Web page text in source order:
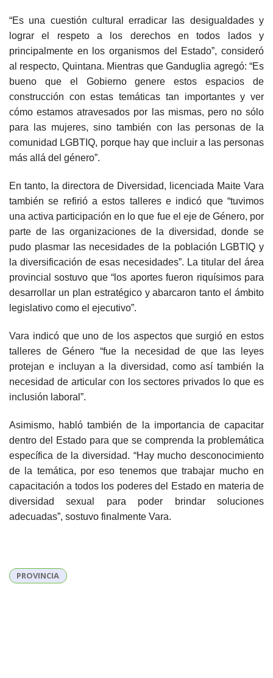
“Es una cuestión cultural erradicar las desigualdades y
lograr el respeto a los derechos en todos lados y
principalmente en los organismos del Estado”, consideró
al respecto, Quintana. Mientras que Ganduglia agregó: “Es
bueno que el Gobierno genere estos espacios de
construcción con estas temáticas tan importantes y ver
cómo estamos atravesados por las mismas, pero no sólo
para las mujeres, sino también con las personas de la
comunidad LGBTIQ, porque hay que incluir a las personas
más allá del género”.
En tanto, la directora de Diversidad, licenciada Maite Vara
también se refirió a estos talleres e indicó que “tuvimos
una activa participación en lo que fue el eje de Género, por
parte de las organizaciones de la diversidad, donde se
pudo plasmar las necesidades de la población LGBTIQ y
la diversificación de esas necesidades”. La titular del área
provincial sostuvo que “los aportes fueron riquísimos para
desarrollar un plan estratégico y abarcaron tanto el ámbito
legislativo como el ejecutivo”.
Vara indicó que uno de los aspectos que surgió en estos
talleres de Género “fue la necesidad de que las leyes
protejan e incluyan a la diversidad, como así también la
necesidad de articular con los sectores privados lo que es
inclusión laboral”.
Asimismo, habló también de la importancia de capacitar
dentro del Estado para que se comprenda la problemática
específica de la diversidad. “Hay mucho desconocimiento
de la temática, por eso tenemos que trabajar mucho en
capacitación a todos los poderes del Estado en materia de
diversidad sexual para poder brindar soluciones
adecuadas”, sostuvo finalmente Vara.
PROVINCIA